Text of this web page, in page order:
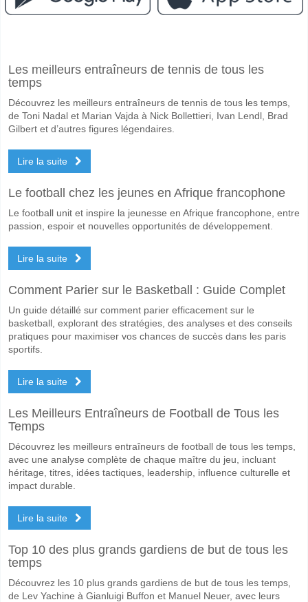
Le match entre Botafogo v Fortaleza 07 December 2025 19:00.
Botafogo pour le Gagnant du match, avec une probabilité de 51%
Oui pour Les Deux Équipes Marquent, avec un pourcentage de 58%.
Quel sera le résultat correct attendu entre Botafogo v
Sur le côté risqué, vous pouvez essayer le Résultat Correct de 2-1
Les meilleurs entraîneurs de tennis de tous les
temps
Découvrez les meilleurs entraîneurs de tennis de tous les temps,
de Toni Nadal et Marian Vajda à Nick Bollettieri, Ivan Lendl, Brad
Gilbert et d’autres figures légendaires.
Lire la suite
Le football chez les jeunes en Afrique francophone
Le football unit et inspire la jeunesse en Afrique francophone, entre
passion, espoir et nouvelles opportunités de développement.
Lire la suite
Comment Parier sur le Basketball : Guide Complet
Un guide détaillé sur comment parier efficacement sur le
basketball, explorant des stratégies, des analyses et des conseils
pratiques pour maximiser vos chances de succès dans les paris
sportifs.
Lire la suite
Les Meilleurs Entraîneurs de Football de Tous les
Temps
Découvrez les meilleurs entraîneurs de football de tous les temps,
avec une analyse complète de chaque maître du jeu, incluant
héritage, titres, idées tactiques, leadership, influence culturelle et
impact durable.
Lire la suite
Top 10 des plus grands gardiens de but de tous les
temps
Découvrez les 10 plus grands gardiens de but de tous les temps,
de Lev Yachine à Gianluigi Buffon et Manuel Neuer, avec leurs